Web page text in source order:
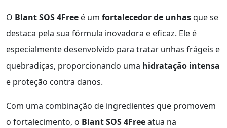
O Blant SOS 4Free é um fortalecedor de unhasque se
destaca pela sua fórmula inovadora e eficaz. Ele é
especialmente desenvolvido para tratar unhas frágeis e
quebradiças, proporcionando uma hidratação intensa
e proteção contra danos.
Com uma combinação de ingredientes que promovem
o fortalecimento, o Blant SOS 4Freeatua na